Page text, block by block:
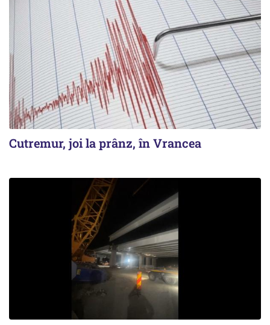
Cutremur, joi la prânz, în Vrancea